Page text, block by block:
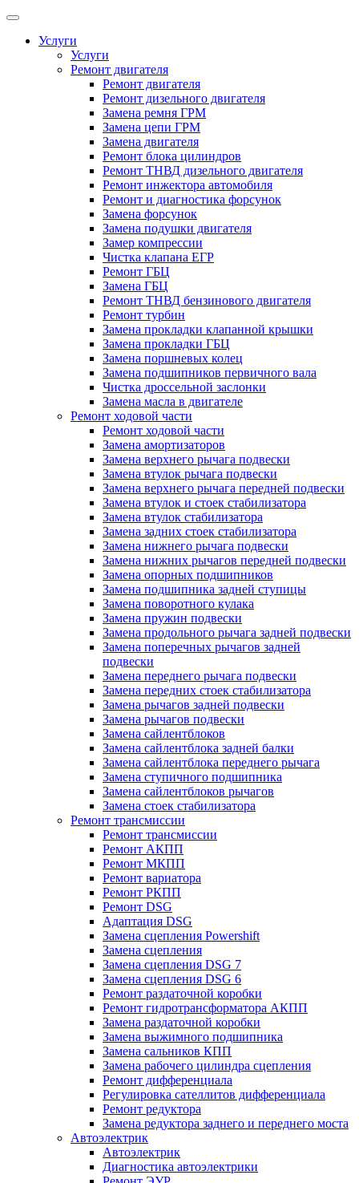
Услуги
Услуги
Ремонт двигателя
Ремонт двигателя
Ремонт дизельного двигателя
Замена ремня ГРМ
Замена цепи ГРМ
Замена двигателя
Ремонт блока цилиндров
Ремонт ТНВД дизельного двигателя
Ремонт инжектора автомобиля
Ремонт и диагностика форсунок
Замена форсунок
Замена подушки двигателя
Замер компрессии
Чистка клапана ЕГР
Ремонт ГБЦ
Замена ГБЦ
Ремонт ТНВД бензинового двигателя
Ремонт турбин
Замена прокладки клапанной крышки
Замена прокладки ГБЦ
Замена поршневых колец
Замена подшипников первичного вала
Чистка дроссельной заслонки
Замена масла в двигателе
Ремонт ходовой части
Ремонт ходовой части
Замена амортизаторов
Замена верхнего рычага подвески
Замена втулок рычага подвески
Замена верхнего рычага передней подвески
Замена втулок и стоек стабилизатора
Замена втулок стабилизатора
Замена задних стоек стабилизатора
Замена нижнего рычага подвески
Замена нижних рычагов передней подвески
Замена опорных подшипников
Замена подшипника задней ступицы
Замена поворотного кулака
Замена пружин подвески
Замена продольного рычага задней подвески
Замена поперечных рычагов задней
подвески
Замена переднего рычага подвески
Замена передних стоек стабилизатора
Замена рычагов задней подвески
Замена рычагов подвески
Замена сайлентблоков
Замена сайлентблока задней балки
Замена сайлентблока переднего рычага
Замена ступичного подшипника
Замена сайлентблоков рычагов
Замена стоек стабилизатора
Ремонт трансмиссии
Ремонт трансмиссии
Ремонт АКПП
Ремонт МКПП
Ремонт вариатора
Ремонт РКПП
Ремонт DSG
Адаптация DSG
Замена сцепления Powershift
Замена сцепления
Замена сцепления DSG 7
Замена сцепления DSG 6
Ремонт раздаточной коробки
Ремонт гидротрансформатора АКПП
Замена раздаточной коробки
Замена выжимного подшипника
Замена сальников КПП
Замена рабочего цилиндра сцепления
Ремонт дифференциала
Регулировка сателлитов дифференциала
Ремонт редуктора
Замена редуктора заднего и переднего моста
Автоэлектрик
Автоэлектрик
Диагностика автоэлектрики